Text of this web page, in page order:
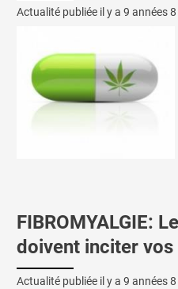
Actualité publiée il y a 9 années
FIBROMYALGIE:
doivent inciter
Actualité publiée il y a 9 années